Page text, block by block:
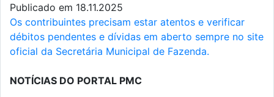
Publicado em 18.11.2025
Os contribuintes precisam estar atentos e verificar
débitos pendentes e dívidas em aberto sempre no site
oficial da Secretária Municipal de Fazenda.
NOTÍCIAS DO PORTAL PMC